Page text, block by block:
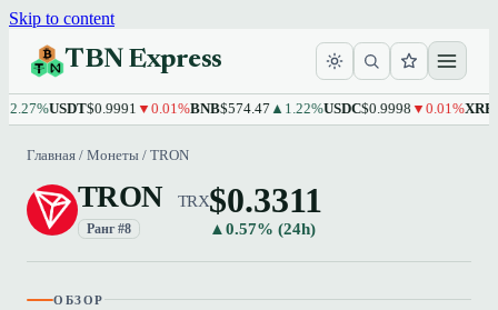
Skip to content
TBN Express
USDT$0.9991▼0.01%BNB$574.47▲1.22%USDC$0.9998▼0.01%XRP$1.10
Главная / Монеты / TRON
TRON TRX
Ранг #8
$0.3311
▲0.57% (24h)
ОБЗОР